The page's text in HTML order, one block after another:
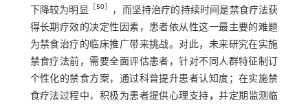
下降较为明显 ［50］
，而坚持治疗的持续时间是禁食疗法获
得长期疗效的决定性因素，患者依从性这一最主要的难题
为禁食治疗的临床推广带来挑战。对此，未来研究在实施
禁食疗法前，需要全面评估患者，针对不同人群特征制订
个性化的禁食方案，通过科普提升患者认知度；在实施禁
食疗法过程中，积极为患者提供心理支持 ，并定期监测临